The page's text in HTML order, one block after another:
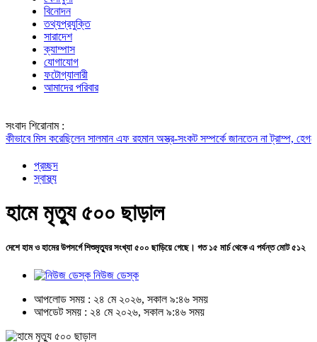
বিনোদন
তথ্যপ্রযুক্তি
সারাদেশ
ক্যাম্পাস
যোগাযোগ
ফটোগ্যালারী
আমাদের পরিবার
সংবাদ শিরোনাম :
মিস করেছিলেন সালমান এফ রহমানঅস্ত্র-সংকট সম্পর্কে জানতেন না ট্রাম্প, হেগসেথের
প্রচ্ছদ
স্বাস্থ্য
হামে মৃত্যু ৫০০ ছাড়াল
দেশে হাম ও হামের উপসর্গে শিশুমৃত্যুর সংখ্যা ৫০০ ছাড়িয়ে গেছে। গত ১৫ মার্চ থেকে এ পর্যন্ত মোট ৫১২
নিউজ ডেস্ক
আপলোড সময় : ২৪ মে ২০২৬, সকাল ৯:৪৬ সময়
আপডেট সময় : ২৪ মে ২০২৬, সকাল ৯:৪৬ সময়